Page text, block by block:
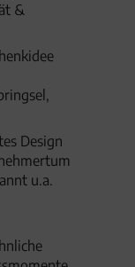
&
Design
u.a.